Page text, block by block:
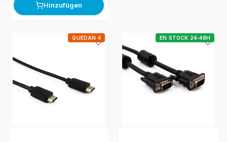
Hinzufügen
QUEDAN 4 EN STOCK 24-48H